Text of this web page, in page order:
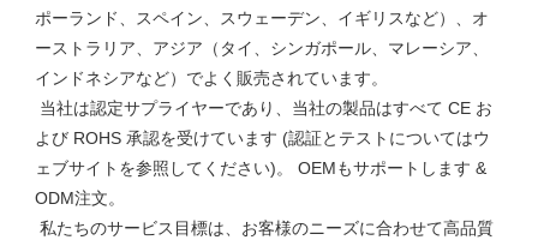
ポーランド、スペイン、スウェーデン、イギリスなど）、オ
ーストラリア、アジア（タイ、シンガポール、マレーシア、
インドネシアなど）でよく販売されています。
よび ROHS 承認を受けています (認証とテストについてはウ
ェブサイトを参照してください)。 OEMもサポートします &
ODM注文。